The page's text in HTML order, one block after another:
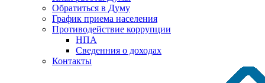
Обратиться в Думу
График приема населения
Противодействие коррупции
НПА
Сведенния о доходах
Контакты